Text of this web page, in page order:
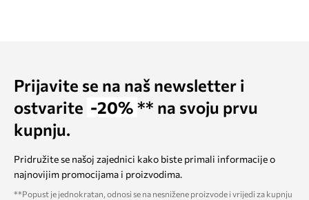
Prijavite se na naš newsletter i
ostvarite -20% ** na svoju prvu
kupnju.
Pridružite se našoj zajednici kako biste primali informacije o
najnovijim promocijama i proizvodima.
**Popust je jednokratan, odnosi se na nesnižene proizvode i vrijedi za kupnju